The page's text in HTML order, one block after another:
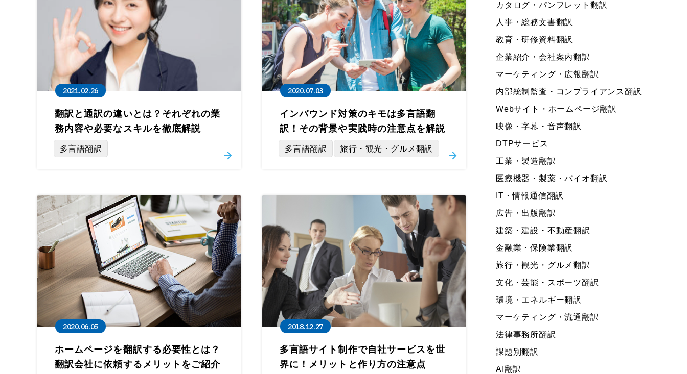
2021.02.26
翻訳と通訳の違いとは？それぞれの業
務内容や必要なスキルを徹底解説
多言語翻訳
2020.07.03
インバウンド対策のキモは多言語翻
訳！その背景や実践時の注意点を解説
多言語翻訳 旅行・観光・グルメ翻訳
2020.06.05
ホームページを翻訳する必要性とは？
翻訳会社に依頼するメリットをご紹介
2018.12.27
多言語サイト制作で自社サービスを世
界に！メリットと作り方の注意点
カタログ・パンフレット翻訳
人事・総務文書翻訳
教育・研修資料翻訳
企業紹介・会社案内翻訳
マーケティング・広報翻訳
内部統制監査・コンプライアンス翻訳
Webサイト・ホームページ翻訳
映像・字幕・音声翻訳
DTPサービス
工業・製造翻訳
医療機器・製薬・バイオ翻訳
IT・情報通信翻訳
広告・出版翻訳
建築・建設・不動産翻訳
金融業・保険業翻訳
旅行・観光・グルメ翻訳
文化・芸能・スポーツ翻訳
環境・エネルギー翻訳
マーケティング・流通翻訳
法律事務所翻訳
課題別翻訳
AI翻訳